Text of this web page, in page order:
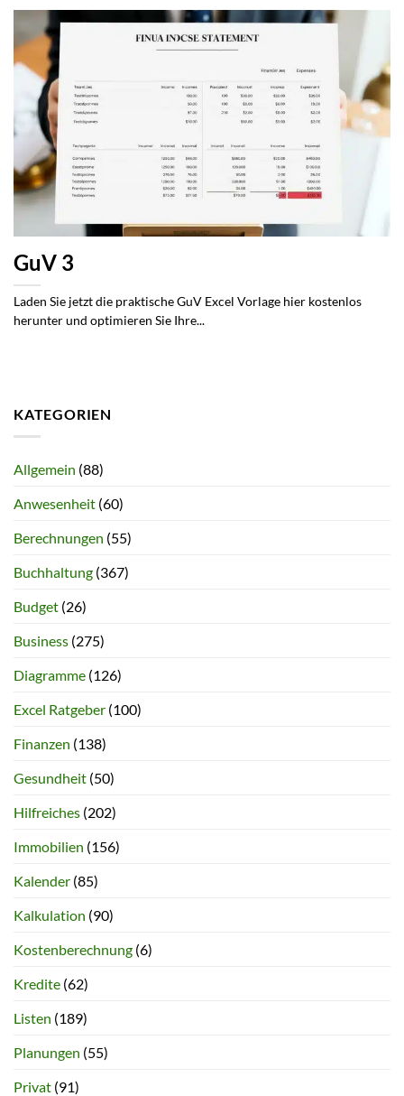
GuV 3
Laden Sie jetzt die praktische GuV Excel Vorlage hier kostenlos
herunter und optimieren Sie Ihre...
KATEGORIEN
Allgemein (88)
Anwesenheit (60)
Berechnungen (55)
Buchhaltung (367)
Budget (26)
Business (275)
Diagramme (126)
Excel Ratgeber (100)
Finanzen (138)
Gesundheit (50)
Hilfreiches (202)
Immobilien (156)
Kalender (85)
Kalkulation (90)
Kostenberechnung (6)
Kredite (62)
Listen (189)
Planungen (55)
Privat (91)